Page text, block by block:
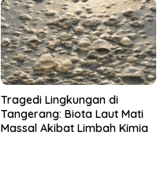
Tragedi Lingkungan di
Tangerang: Biota Laut Mati
Massal Akibat Limbah Kimia